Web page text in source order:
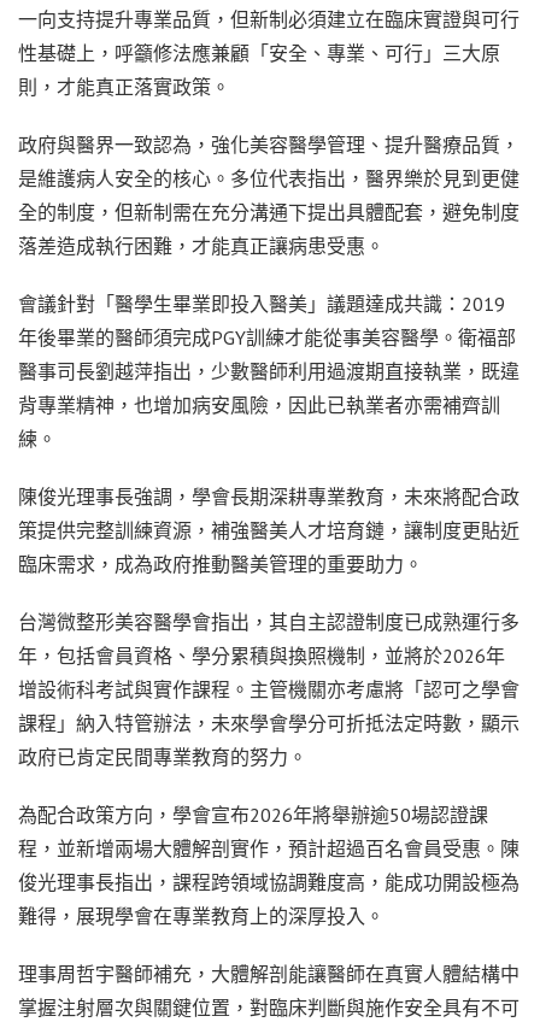
一向支持提升專業品質，但新制必須建立在臨床實證與可行
性基礎上，呼籲修法應兼顧「安全、專業、可行」三大原
則，才能真正落實政策。
政府與醫界一致認為，強化美容醫學管理、提升醫療品質，
是維護病人安全的核心。多位代表指出，醫界樂於見到更健
全的制度，但新制需在充分溝通下提出具體配套，避免制度
落差造成執行困難，才能真正讓病患受惠。
會議針對「醫學生畢業即投入醫美」議題達成共識：2019
年後畢業的醫師須完成PGY訓練才能從事美容醫學。衛福部
醫事司長劉越萍指出，少數醫師利用過渡期直接執業，既違
背專業精神，也增加病安風險，因此已執業者亦需補齊訓
練。
陳俊光理事長強調，學會長期深耕專業教育，未來將配合政
策提供完整訓練資源，補強醫美人才培育鏈，讓制度更貼近
臨床需求，成為政府推動醫美管理的重要助力。
台灣微整形美容醫學會指出，其自主認證制度已成熟運行多
年，包括會員資格、學分累積與換照機制，並將於2026年
增設術科考試與實作課程。主管機關亦考慮將「認可之學會
課程」納入特管辦法，未來學會學分可折抵法定時數，顯示
政府已肯定民間專業教育的努力。
為配合政策方向，學會宣布2026年將舉辦逾50場認證課
程，並新增兩場大體解剖實作，預計超過百名會員受惠。陳
俊光理事長指出，課程跨領域協調難度高，能成功開設極為
難得，展現學會在專業教育上的深厚投入。
理事周哲宇醫師補充，大體解剖能讓醫師在真實人體結構中
掌握注射層次與關鍵位置，對臨床判斷與施作安全具有不可